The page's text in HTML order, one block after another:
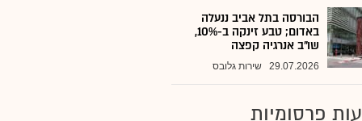
הבורסה בתל אביב ננעלה
באדום; טבע זינקה ב-10%,
שו"ב אנרגיה קפצה
29.07.2026 שירות גלובס
פרסומיות